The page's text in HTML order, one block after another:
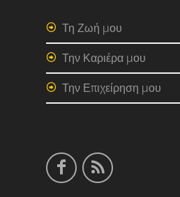
Τη Ζωή μου
Την Καριέρα μου
Την Επιχείρηση μου